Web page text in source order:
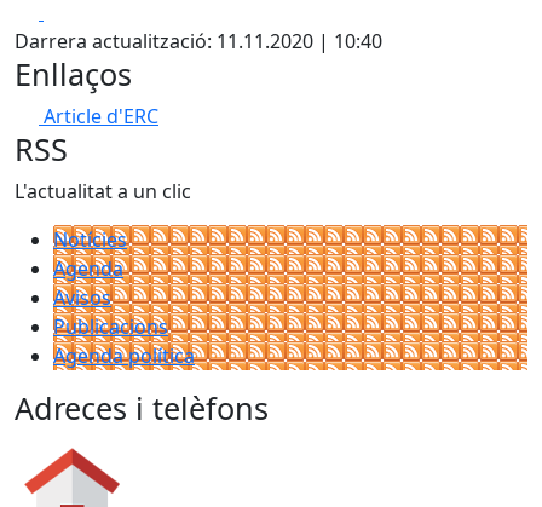
Darrera actualització: 11.11.2020 | 10:40
Enllaços
Article d'ERC
RSS
L'actualitat a un clic
Notícies
Agenda
Avisos
Publicacions
Agenda política
Adreces i telèfons